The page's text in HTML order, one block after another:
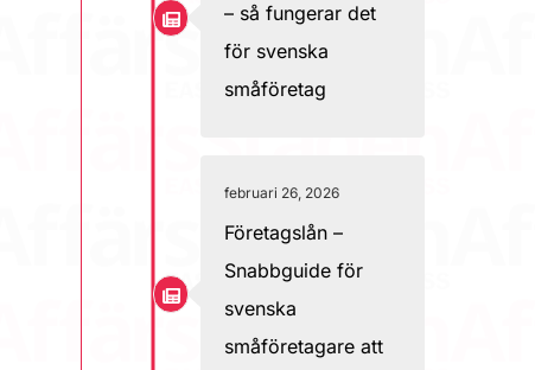
– så fungerar det
för svenska
småföretag
februari 26, 2026
Företagslån –
Snabbguide för
svenska
småföretagare att